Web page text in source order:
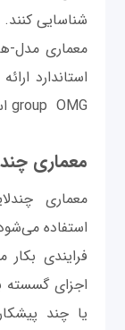
شناسایی کنند.
group OMG است.
معماری چند
معماری
استفاده
فرایندی
اجزای
یا چند